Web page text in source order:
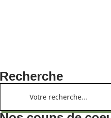
Recherche